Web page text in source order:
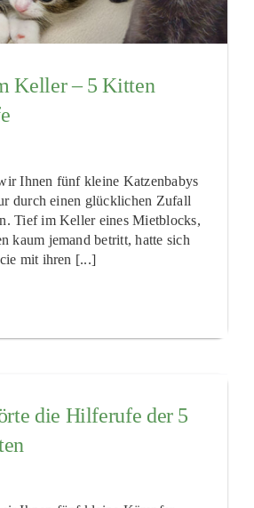
Keller – 5 Kitten
Ihnen fünf kleine Katzenbabys
durch einen glücklichen Zufall
Tief im Keller eines Mietblocks,
kaum jemand betritt, hatte sich
mit ihren [...]
die Hilferufe der 5